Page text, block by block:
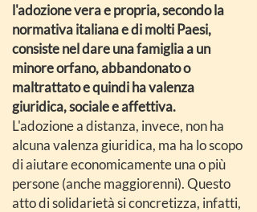
l'adozione vera e propria, secondo la
normativa italiana e di molti Paesi,
consiste nel dare una famiglia a un
minore orfano, abbandonato o
maltrattato e quindiha valenza
giuridica, sociale e affettiva.
L'adozione a distanza, invece, non ha
alcuna valenza giuridica, ma ha lo scopo
di aiutare economicamente una o più
persone (anche maggiorenni). Questo
atto di solidarietà si concretizza, infatti,